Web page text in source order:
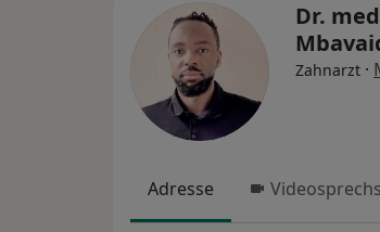
Dr.
Zahnarzt ·
Adresse